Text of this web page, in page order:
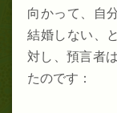
向かって、自
結婚しない、
対し、預言者
たのです：